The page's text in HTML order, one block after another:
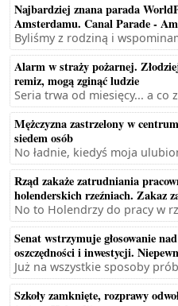
Najbardziej znana parada
Amsterdamu. Canal Parade -
Byliśmy z rodziną i
Alarm w straży pożarnej.
remiz, mogą zginąć ludzie
Seria trwa od miesięcy... a co
Mężczyzna zastrzelony w
siedem osób
No ładnie, kiedyś moja
Rząd zakaże zatrudniania
holenderskich rzeźniach. Zakaz
No to Holendrzy do pracy w
Senat wstrzymuje głosowanie
oszczędności i inwestycji.
Już na wszystkie sposoby
Szkoły zamknięte, rozprawy